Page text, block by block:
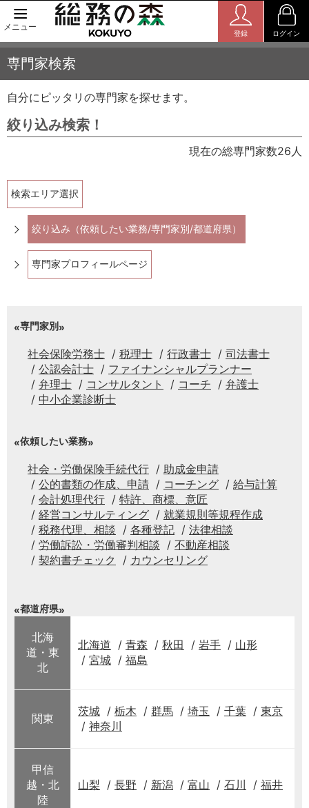
メニュー
登録 ログイン
専門家検索
自分にピッタリの専門家を探せます。
絞り込み検索！
現在の総専門家数26人
検索エリア選択
絞り込み（依頼したい業務/専門家別/都道府県）
専門家プロフィールページ
専門家別
社会保険労務士 税理士 行政書士
司法書士
公認会計士
ファイナンシャルプランナー
弁理士
コンサルタント コーチ
弁護士
中小企業診断士
依頼したい業務
社会・労働保険手続代行
助成金申請
公的書類の作成、申請
コーチング
給与計算
会計処理代行
特許、商標、意匠
経営コンサルティング
就業規則等規程作成
税務代理、相談
各種登記
法律相談
労働訴訟・労働審判相談
不動産相談
契約書チェック
カウンセリング
都道府県
北海
道・東
北
北海道 青森 秋田 岩手
山形
宮城
福島
関東
茨城 栃木 群馬 埼玉 千葉
東京
神奈川
甲信
越・北
陸
山梨 長野 新潟 富山 石川 福井